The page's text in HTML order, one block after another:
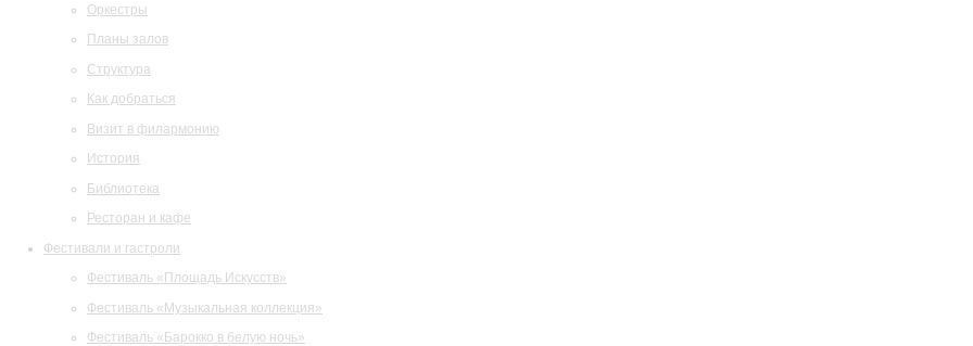
Оркестры
Планы залов
Структура
Как добраться
Визит в филармонию
История
Библиотека
Ресторан и кафе
Фестивали и гастроли
Фестиваль «Площадь Искусств»
Фестиваль «Музыкальная коллекция»
Фестиваль «Барокко в белую ночь»